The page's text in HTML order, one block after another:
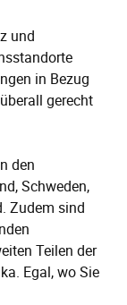
und
in Bezug
gerecht
den
Schweden,
Zudem sind
Teilen der
Egal, wo Sie